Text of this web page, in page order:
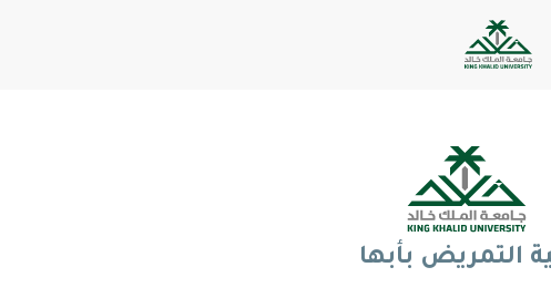
التمريض بأبها